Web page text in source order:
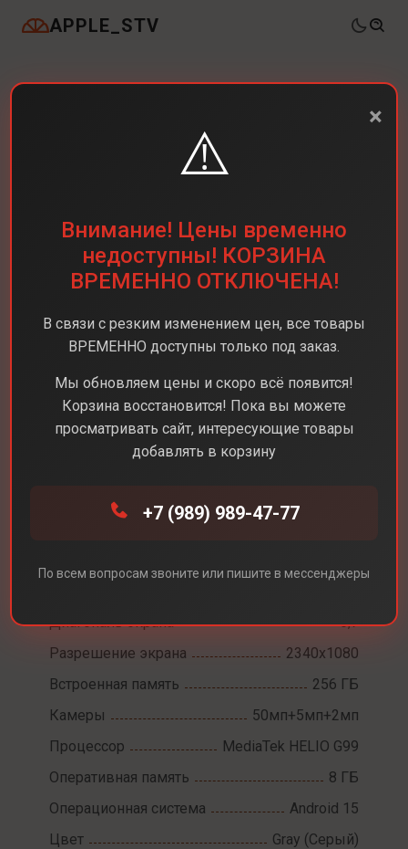
APPLE_STV
Samsung galaxy A17
Диагональ экрана
6,7
Разрешение экрана
2340x1080
Встроенная память
256 ГБ
Камеры
50мп+5мп+2мп
Процессор
MediaTek HELIO G99
Оперативная память
8 ГБ
Операционная система
Android 15
Цвет
Gray (Серый)
×
⚠️
Внимание! Цены временно
недоступны! КОРЗИНА
ВРЕМЕННО ОТКЛЮЧЕНА!
В связи с резким изменением цен, все товары
ВРЕМЕННО доступны только под заказ.
Мы обновляем цены и скоро всё появится!
Корзина восстановится! Пока вы можете
просматривать сайт, интересующие товары
добавлять в корзину
+7 (989) 989-47-77
По всем вопросам звоните или пишите в мессенджеры